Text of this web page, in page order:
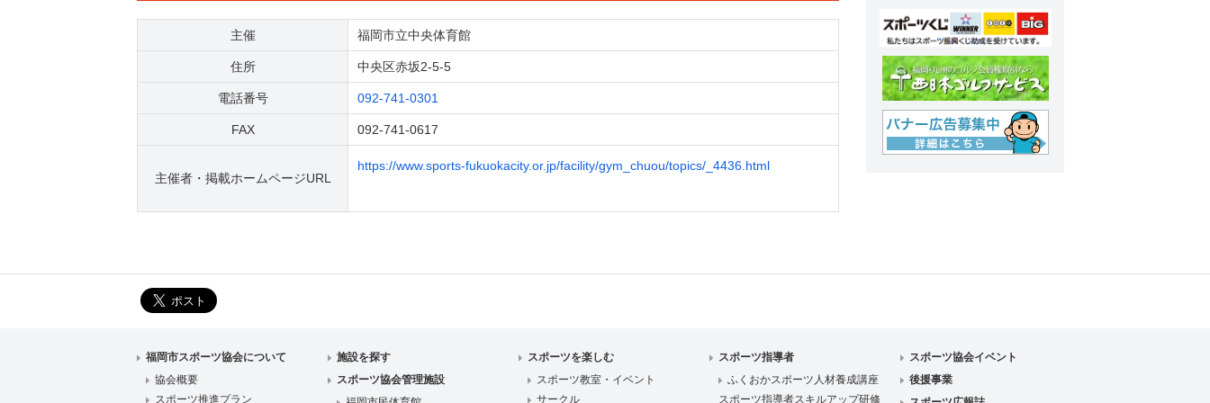
主催 福岡市立中央体育館
住所 中央区赤坂2-5-5
電話番号 092-741-0301
FAX 092-741-0617
主催者・掲載ホームページURL
https://www.sports-fukuokacity.or.jp/facility/gym_chuou/topics/_4436.html
福岡市スポーツ協会について
協会概要
スポーツ推進プラン
施設を探す
スポーツ協会管理施設
スポーツを楽しむ
スポーツ教室・イベント
サークル
スポーツ指導者
ふくおかスポーツ人材養成講座
スポーツ指導者スキルアップ研修
スポーツ協会イベント
後援事業